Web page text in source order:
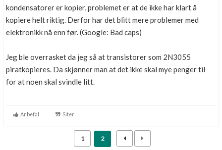
kondensatorer er kopier, problemet er at de ikke har klart å
kopiere helt riktig. Derfor har det blitt mere problemer med
elektronikk nå enn før. (Google: Bad caps)
Jeg ble overrasket da jeg så at transistorer som 2N3055
piratkopieres. Da skjønner man at det ikke skal mye penger til
for at noen skal svindle litt.
Anbefal Siter
1 2